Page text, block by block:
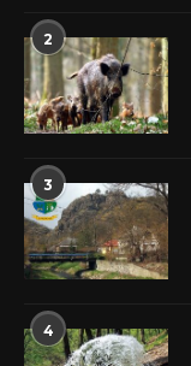
2
3
4